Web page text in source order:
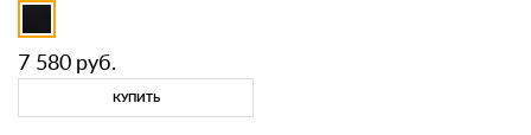
7 580 руб.
КУПИТЬ